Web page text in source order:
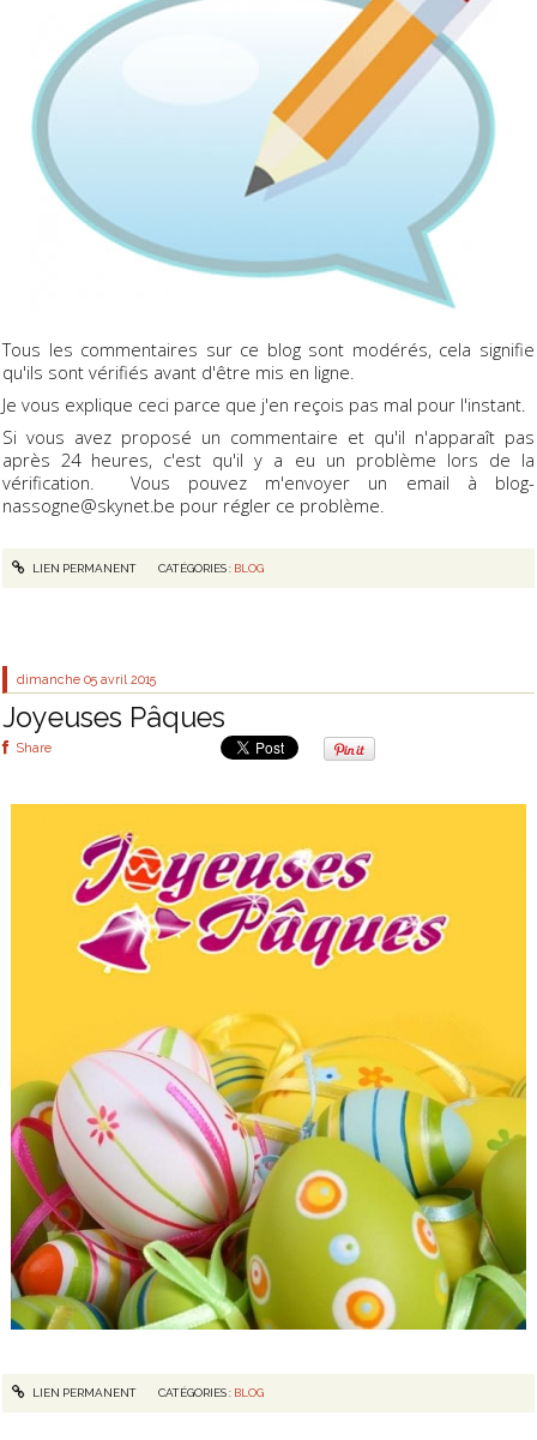
Tous les commentaires sur ce blog sont modérés, cela signifie
qu'ils sont vérifiés avant d'être mis en ligne.
Je vous explique ceci parce que j'en reçois pas mal pour l'instant.
Si vous avez proposé un commentaire et qu'il n'apparaît pas
après 24 heures, c'est qu'il y a eu un problème lors de la
vérification. Vous pouvez m'envoyer un email à blog-
nassogne@skynet.be pour régler ce problème.
LIEN PERMANENT CATÉGORIES : BLOG
dimanche 05 avril 2015
Joyeuses Pâques
Share
LIEN PERMANENT CATÉGORIES : BLOG